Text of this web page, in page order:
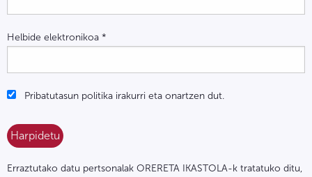
Helbide elektronikoa *
Pribatutasun politika irakurri eta onartzen dut.
Erraztutako datu pertsonalak ORERETA IKASTOLA-k tratatuko ditu,